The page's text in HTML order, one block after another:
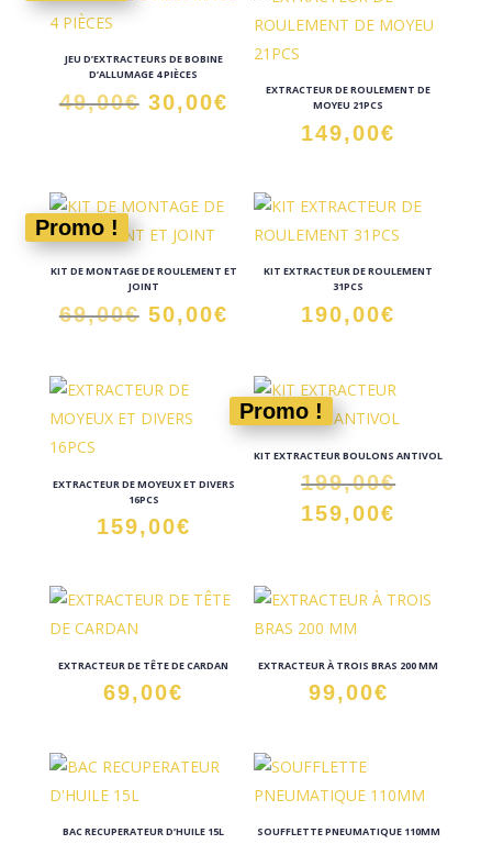
JEU D’EXTRACTEURS DE BOBINE
D’ALLUMAGE 4 PIÈCES
49,00€ Le
49,00€.
30,00€
est :
30,00€.
EXTRACTEUR DE ROULEMENT DE
MOYEU 21PCS
149,00€
Promo !
KIT DE MONTAGE DE ROULEMENT ET
JOINT
69,00€ Le
était :
69,00€.
50,00€
actuel
est :
50,00€.
KIT EXTRACTEUR DE ROULEMENT
31PCS
190,00€
EXTRACTEUR DE MOYEUX ET DIVERS
16PCS
159,00€
Promo !
KIT EXTRACTEUR BOULONS ANTIVOL
199,00€Le
159,00€
est :
EXTRACTEUR DE TÊTE DE CARDAN
69,00€
EXTRACTEUR À TROIS BRAS 200 MM
99,00€
BAC RECUPERATEUR D’HUILE 15L SOUFFLETTE PNEUMATIQUE 110MM